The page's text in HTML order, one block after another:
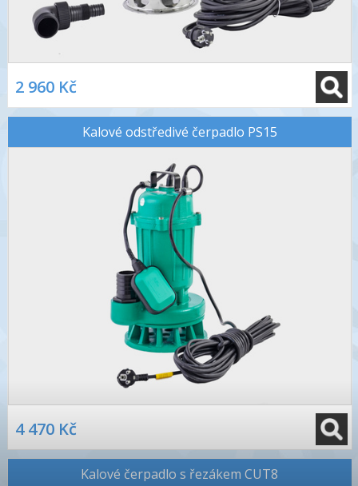
2 960 Kč
Kalové odstředivé čerpadlo PS15
4 470 Kč
Kalové čerpadlo s řezákem CUT8